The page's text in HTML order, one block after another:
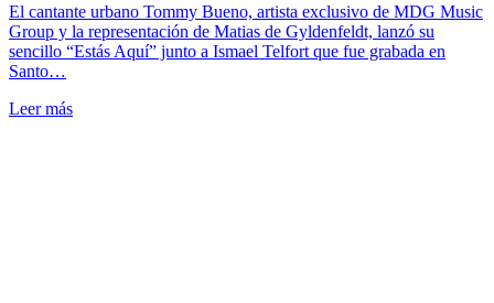
El cantante urbano Tommy Bueno, artista exclusivo de MDG Music
Group y la representación de Matias de Gyldenfeldt, lanzó su
sencillo “Estás Aquí” junto a Ismael Telfort que fue grabada en
Santo…
Leer más